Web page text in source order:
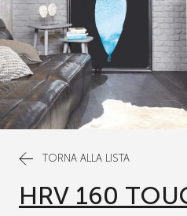
TORNA ALLA LISTA
HRV 160